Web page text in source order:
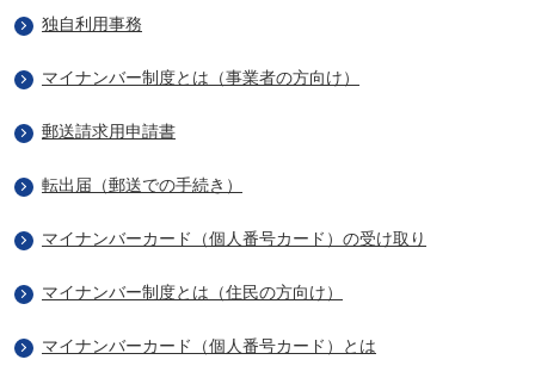
独自利用事務
マイナンバー制度とは（事業者の方向け）
郵送請求用申請書
転出届（郵送での手続き）
マイナンバーカード（個人番号カード）の受け取り
マイナンバー制度とは（住民の方向け）
マイナンバーカード（個人番号カード）とは